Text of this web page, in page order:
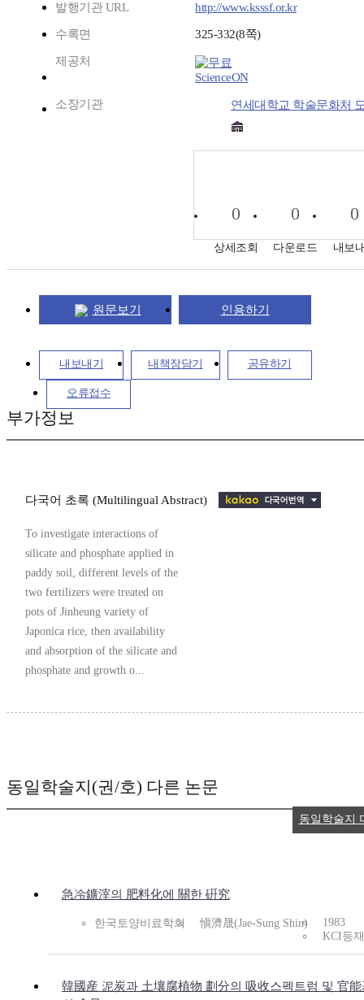
발행기관 URL http://www.ksssf.or.kr
수록면 325-332(8쪽)
제공처
ScienceON
소장기관 연세대학교 학술문화처
0
상세조회
0
다운로드
0
내보
원문보기 인용하기
내보내기 내책장담기 공유하기
오류접수
부가정보
다국어 초록 (Multilingual Abstract)
To investigate interactions of
silicate and phosphate applied in
paddy soil, different levels of the
two fertilizers were treated on
pots of Jinheung variety of
Japonica rice, then availability
and absorption of the silicate and
phosphate and growth o...
동일학술지(권/호) 다른 논문
急冷鑛滓의 肥料化에 關한 硏究
한국토양비료학회 愼濟晟(Jae-Sung Shin)
1983
KCI등재
韓國産 泥炭과 土壤腐植物 劃分의 吸收스펙트럼 및 官能
동일학술지